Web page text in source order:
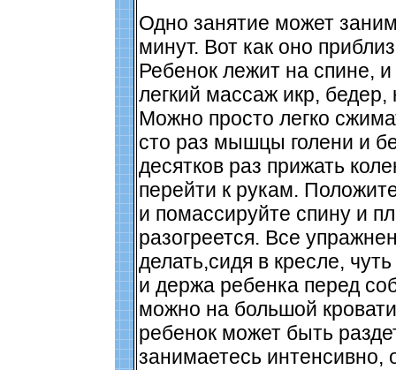
Одно занятие может
минут. Вот как оно
Ребенок лежит на спине,
легкий массаж икр, бедер,
Можно просто легко
сто раз мышцы голени и
десятков раз прижать
перейти к рукам.
и помассируйте спину и
разогреется. Все
делать,сидя в кресле,
и держа ребенка перед
можно на большой
ребенок может быть
занимаетесь интенсивно,